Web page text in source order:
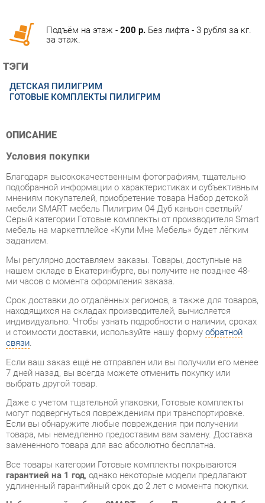
ТЭГИ
ГОТОВЫЕ КОМПЛЕКТЫ ПИЛИГРИМ
подобранной информации о характеристиках и субъективным
мнениям покупателей, приобретение товара Набор детской
мебели SMART мебель Пилигрим 04 Дуб каньон светлый/
Серый категории Готовые комплекты от производителя Smart
мебель на маркетплейсе «Купи Мне Мебель» будет лёгким
заданием.
Мы регулярно доставляем заказы. Товары, доступные на
нашем складе в Екатеринбурге, вы получите не позднее 48-
ми часов с момента оформления заказа.
Срок доставки до отдалённых регионов, а также для товаров,
находящихся на складах производителей, вычисляется
индивидуально. Чтобы узнать подробности о наличии, сроках
связи .
Если ваш заказ ещё не отправлен или вы получили его менее
7 дней назад, вы всегда можете отменить покупку или
выбрать другой товар.
Даже с учетом тщательной упаковки, Готовые комплекты
могут подвергнуться повреждениям при транспортировке.
Если вы обнаружите любые повреждения при получении
замененного товара для вас абсолютно бесплатна.
Все товары категории Готовые комплекты покрываются
гарантией на 1 год, однако некоторые модели предлагают
удлиненный гарантийный срок до 2 лет с момента покупки.
Набор детской мебели SMART мебель Пилигрим 04 Дуб
каньон светлый/Серый от компанииSmart мебельявляется
продуктом высокого качества, полностью соответствующим
современным государственным стандартам.